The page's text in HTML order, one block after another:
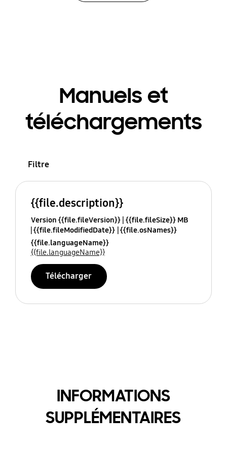
Manuels et
téléchargements
Filtre
{{file.description}}
Version {{file.fileVersion}} {{file.fileSize}} MB
{{file.fileModifiedDate}} {{file.osNames}}
{{file.languageName}}
{{file.languageName}}
Télécharger
INFORMATIONS
SUPPLÉMENTAIRES